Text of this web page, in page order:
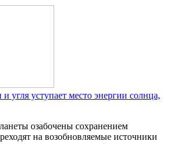
угля уступает место энергии солнца,
озабочены сохранением
на возобновляемые источники